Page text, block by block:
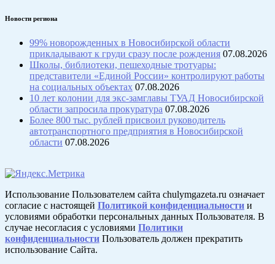
Новости региона
99% новорожденных в Новосибирской области
прикладывают к груди сразу после рождения 07.08.2026
Школы, библиотеки, пешеходные тротуары:
представители «Единой России» контролируют работы
на социальных объектах 07.08.2026
10 лет колонии для экс-замглавы ТУАД Новосибирской
области запросила прокуратура 07.08.2026
Более 800 тыс. рублей присвоил руководитель
автотранспортного предприятия в Новосибирской
области 07.08.2026
Использование Пользователем сайта chulymgazeta.ru означает
согласие с настоящей Политикой конфиденциальности и
условиями обработки персональных данных Пользователя. В
случае несогласия с условиями Политики
конфиденциальности Пользователь должен прекратить
использование Сайта.